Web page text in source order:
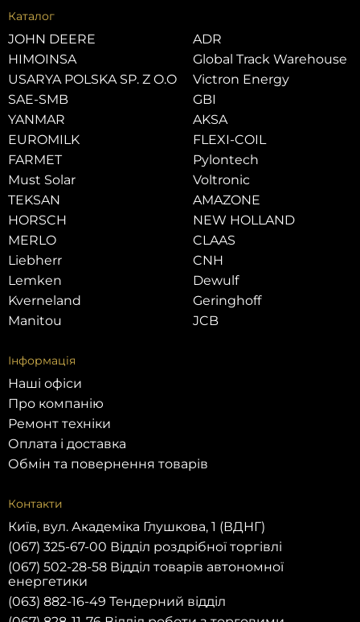
Каталог
JOHN DEERE
HIMOINSA
USARYA POLSKA SP. Z O.O
SAE-SMB
YANMAR
EUROMILK
FARMET
Must Solar
TEKSAN
HORSCH
MERLO
Liebherr
Lemken
Kverneland
Manitou
ADR
Global Track Warehouse
Victron Energy
GBI
AKSA
FLEXI-COIL
Pylontech
Voltronic
AMAZONE
NEW HOLLAND
CLAAS
CNH
Dewulf
Geringhoff
JCB
Інформація
Наші офіси
Про компанію
Ремонт техніки
Оплата і доставка
Обмін та повернення товарів
Контакти
Київ, вул. Академіка Глушкова, 1 (ВДНГ)
(067) 325-67-00 Відділ роздрібної торгівлі
(067) 502-28-58 Відділ товарів автономної
енергетики
(063) 882-16-49 Тендерний відділ